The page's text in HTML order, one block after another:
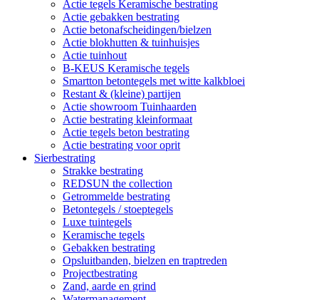
Actie tegels Keramische bestrating
Actie gebakken bestrating
Actie betonafscheidingen/bielzen
Actie blokhutten & tuinhuisjes
Actie tuinhout
B-KEUS Keramische tegels
Smartton betontegels met witte kalkbloei
Restant & (kleine) partijen
Actie showroom Tuinhaarden
Actie bestrating kleinformaat
Actie tegels beton bestrating
Actie bestrating voor oprit
Sierbestrating
Strakke bestrating
REDSUN the collection
Getrommelde bestrating
Betontegels / stoeptegels
Luxe tuintegels
Keramische tegels
Gebakken bestrating
Opsluitbanden, bielzen en traptreden
Projectbestrating
Zand, aarde en grind